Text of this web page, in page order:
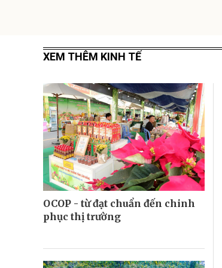
XEM THÊM KINH TẾ
OCOP - từ đạt chuẩn đến chinh
phục thị trường